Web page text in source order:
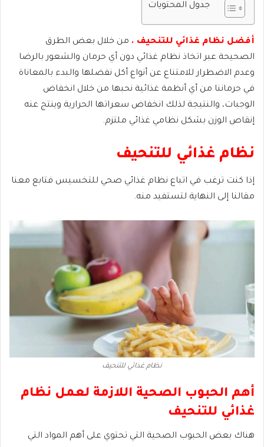
جدول المحتويات
أفضل نظام غذائي للتنحيف . من خلال بعض الطرق
الصحيحة عبر اتخاذ نظام غذائي دون أي حرمان والشعور بالرضا
وعدم الاضطرار للامتناع عن أنواع أكل نفضلها والبدء بالمعاناة
في حرماننا من أي أنظمة غذائية نحبها من خلال انخفاض
الوجبات، والنتيجة لذلك انخفاض سعراتها الحرارية وينتج عنه
إنقاص الوزن بشكل نظامي غذائي ملتزم.
نظام غذائي للتنحيف
إذا كنت ترغب في اتباع نظام غذائي صحي للتخسيس فتابع معنا
مقالنا إلى النهاية لتستفيد منه.
نظام غذائي للتنحيف
أهم الحبوب الصحية اللازمة لعمل نظام
غذائي للتنحيف
هناك بعض الحبوب الصحية التي تحتوي على أهم المواد التي